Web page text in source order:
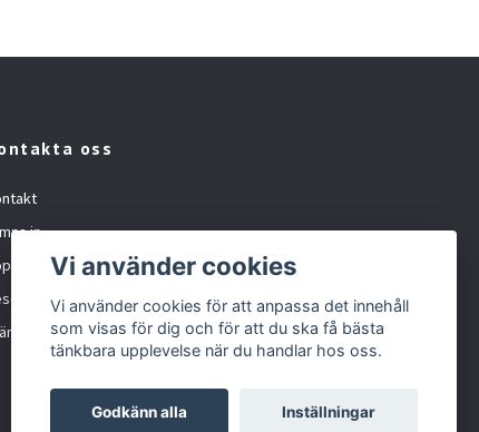
oss
in
oss
formulär
Vi använder cookies
Vi använder cookies för att anpassa det innehåll
som visas för dig och för att du ska få bästa
tänkbara upplevelse när du handlar hos oss.
Godkänn alla Inställningar